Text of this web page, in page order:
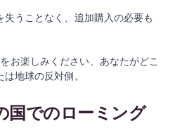
失うことなく、追加購入の必要も
お楽しみください、あなたがどこ
は地球の反対側。
国でのローミング